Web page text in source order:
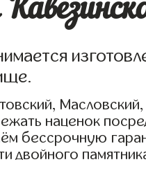
наценок
бессрочную
двойного